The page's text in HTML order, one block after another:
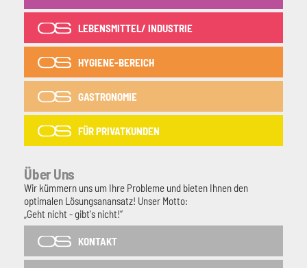
LEBENSMITTEL/ INDUSTRIE
HYGIENE-BEREICH
GASTRONOMIE
FÜR PRIVATKUNDEN
Über Uns
Wir kümmern uns um Ihre Probleme und bieten Ihnen den
optimalen Lösungsanansatz! Unser Motto:
„Geht nicht - gibt's nicht!“
KONTAKT